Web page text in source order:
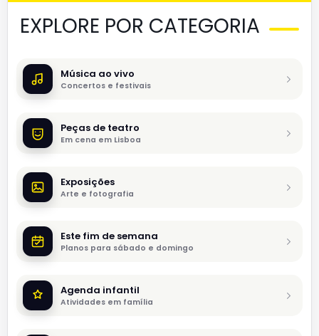
EXPLORE POR CATEGORIA
Música ao vivo
Concertos e festivais
Peças de teatro
Em cena em Lisboa
Exposições
Arte e fotografia
Este fim de semana
Planos para sábado e domingo
Agenda infantil
Atividades em família